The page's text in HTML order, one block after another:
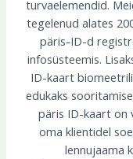
turvaelemendid.
tegelenud alates
päris-ID-d
infosüsteemis.
ID-kaart
edukaks
päris ID-kaart on
oma klientidel
lennujaama